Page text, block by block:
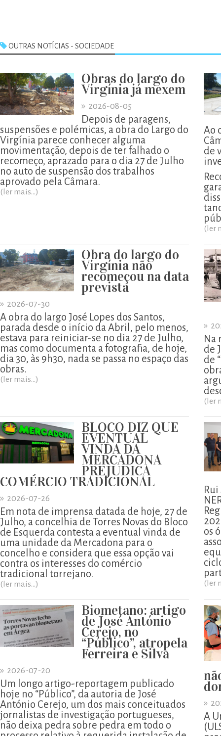
OUTRAS NOTÍCIAS - SOCIEDADE
Obras do largo do
Virgínia já mexem
» 2026-08-05
Depois de paragens,
suspensões e polémicas, a obra do Largo do
Virgínia parece conhecer alguma
movimentação, depois de ter falhado o
recomeço, aprazado para o dia 27 de Julho
no auto de suspensão dos trabalhos
aprovado pela Câmara.
(ler mais...)
Ao
de
(ler
Obra do largo do
Virgínia não
recomeçou na data
prevista
» 2026-07-30
A obra do largo José Lopes dos Santos,
parada desde o início da Abril, pelo menos,
estava para reiniciar-se no dia 27 de Julho,
mas como documenta a fotografia, de hoje,
dia 30, às 9h30, nada se passa no espaço das
obras.
(ler mais...)
»
Na
de
de
(ler
BLOCO DIZ QUE
EVENTUAL
VINDA DA
MERCADONA
PREJUDICA
COMÉRCIO TRADICIONAL
» 2026-07-26
Em nota de imprensa datada de hoje, 27 de
Julho, a concelhia de Torres Novas do Bloco
de Esquerda contesta a eventual vinda de
uma unidade da Mercadona para o
concelho e considera que essa opção vai
contra os interesses do comércio
tradicional torrejano.
(ler mais...)
os
(ler
Biometano: artigo
de José António
Cerejo, no
“Público”, atropela
Ferreira e Silva
» 2026-07-20
Um longo artigo-reportagem publicado
hoje no “Público”, da autoria de José
António Cerejo, um dos mais conceituados
jornalistas de investigação portugueses,
não deixa pedra sobre pedra em todo o
»
A